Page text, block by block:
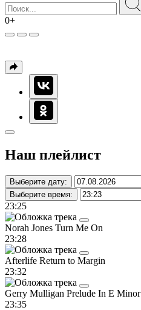
0+
Наш плейлист
Выберите дату:
Выберите время:
23:25
Norah Jones Turn Me On
23:28
Afterlife Return to Margin
23:32
Gerry Mulligan Prelude In E Minor
23:35